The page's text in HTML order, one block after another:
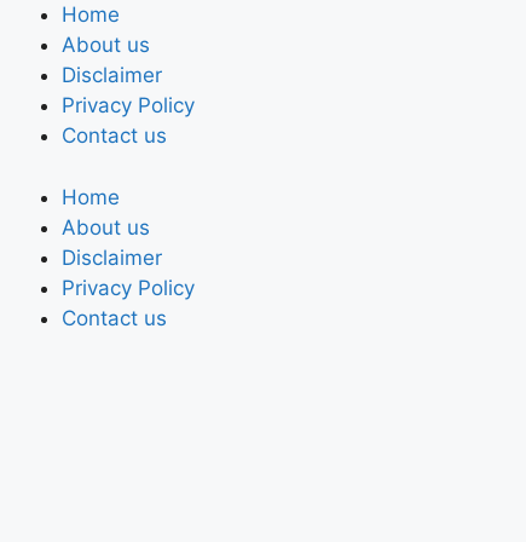
Home
About us
Disclaimer
Privacy Policy
Contact us
Home
About us
Disclaimer
Privacy Policy
Contact us